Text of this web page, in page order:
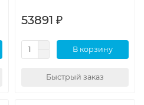
53891 ₽
В корзину
Быстрый заказ